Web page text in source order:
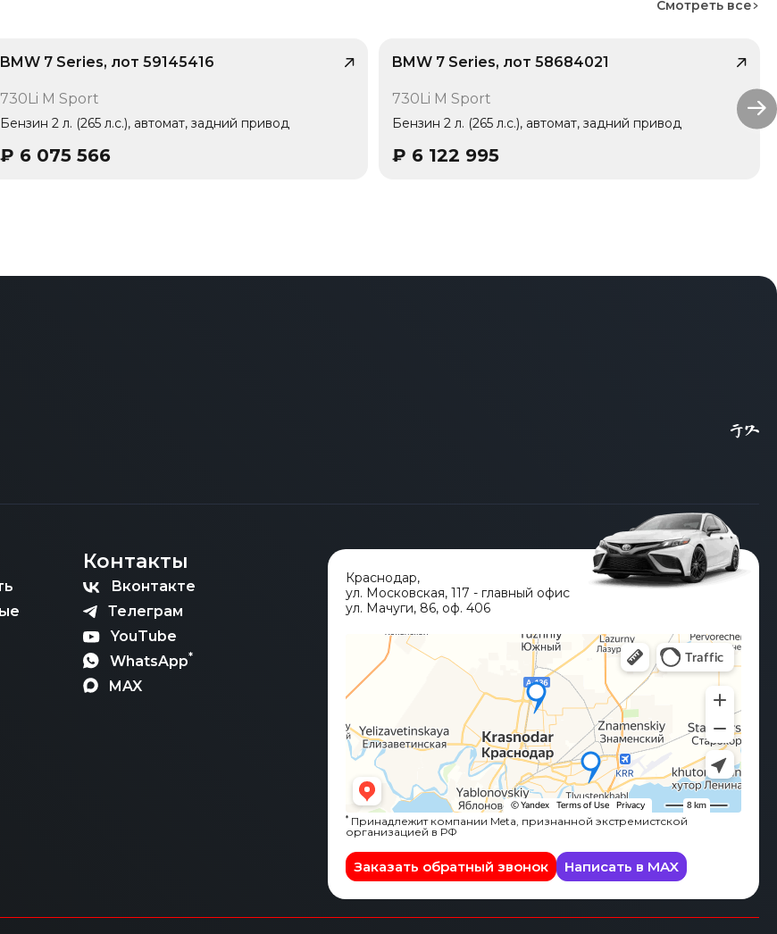
Смотреть все
BMW 7 Series, лот 59145416
1 владелец
730Li M Sport
Бензин 2 л. (265 л.с.), автомат, задний привод
₽ 6 075 566
BMW 7 Series, лот 58684021
1 владелец
730Li M Sport
Бензин 2 л. (265 л.с.), автомат, задний привод
₽ 6 122 995
Контакты
Вконтакте
Телеграм
YouTube
WhatsApp*
MAX
Краснодар,
ул. Московская, 117 - главный офис
ул. Мачуги, 86, оф. 406
*Принадлежит компании Meta, признанной экстремистской
организацией в РФ
Заказать обратный звонок Написать в MAX